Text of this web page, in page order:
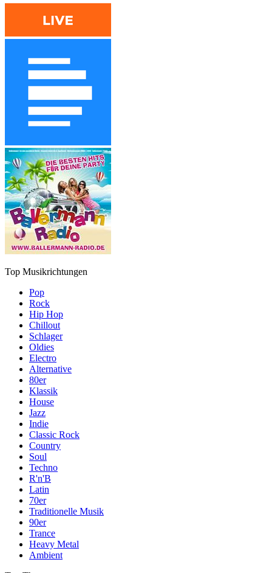
Top Musikrichtungen
Pop
Rock
Hip Hop
Chillout
Schlager
Oldies
Electro
Alternative
80er
Klassik
House
Jazz
Indie
Classic Rock
Country
Soul
Techno
R'n'B
Latin
70er
Traditionelle Musik
90er
Trance
Heavy Metal
Ambient